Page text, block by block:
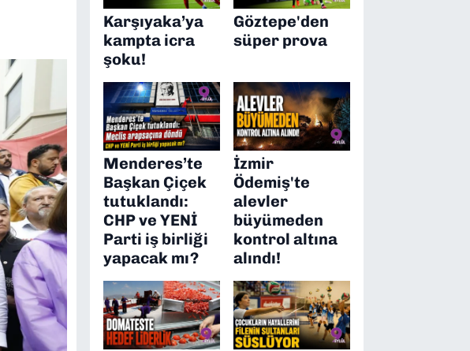
Karşıyaka’ya
kampta icra
şoku!
Göztepe'den
süper prova
Menderes’te
Başkan Çiçek
tutuklandı:
CHP ve YENİ
Parti iş birliği
yapacak mı?
İzmir
Ödemiş'te
alevler
büyümeden
kontrol altına
alındı!